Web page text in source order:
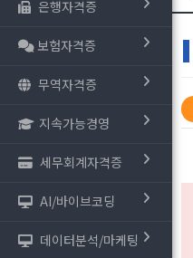
은행자격증
보험자격증
무역자격증
지속가능경영
세무회계자격증
AI/바이브코딩
데이터분석/마케팅